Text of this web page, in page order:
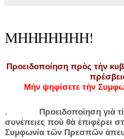
MHHHHHHH!
Προειδοποίηση πρὸς τὴν
Μὴν ψηφίσετε τὴν
. Προειδοποίηση γιὰ τὶς
συνέπειες ποὺ θὰ ἐπιφέρει
Συμφωνία τῶν Πρεσπῶν